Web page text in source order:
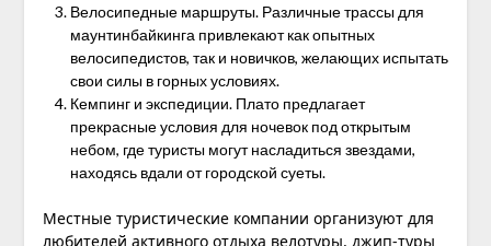
Велосипедные маршруты. Различные трассы для
маунтинбайкинга привлекают как опытных
велосипедистов, так и новичков, желающих испытать
свои силы в горных условиях.
Кемпинг и экспедиции. Плато предлагает
прекрасные условия для ночевок под открытым
небом, где туристы могут насладиться звездами,
находясь вдали от городской суеты.
Местные туристические компании организуют для
любителей активного отдыха велотуры, джип-туры